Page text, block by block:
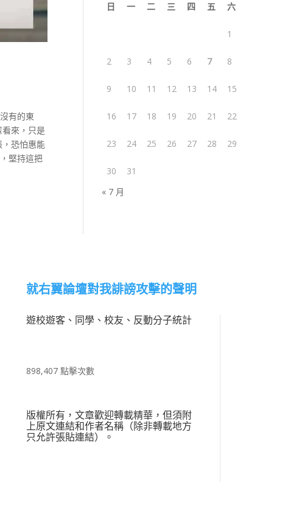
有的東
來，只是
恐怕惠能
堅持這把
日 一 二 三 四 五 六
1
2 3 4 5 6 7 8
9 10 11 12 13 14 15
16 17 18 19 20 21 22
23 24 25 26 27 28 29
30
31
« 7 月
就右翼論壇對我誹謗攻擊的聲明
遊校遊客、同學、校友、反動分子統計
898,407 點擊次數
版權所有，文章歡迎轉載精華，但須附
上原文連結和作者名稱（除非轉載地方
只允許張貼連結）。